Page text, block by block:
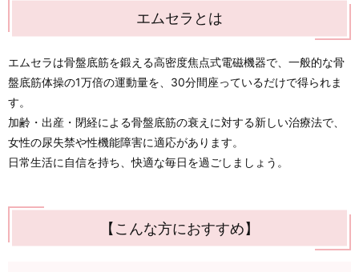
エムセラとは
エムセラは骨盤底筋を鍛える高密度焦点式電磁機器で、一般的な骨
盤底筋体操の1万倍の運動量を、30分間座っているだけで得られま
す。
加齢・出産・閉経による骨盤底筋の衰えに対する新しい治療法で、
女性の尿失禁や性機能障害に適応があります。
日常生活に自信を持ち、快適な毎日を過ごしましょう。
【こんな方におすすめ】